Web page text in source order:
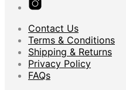
Contact Us
Terms & Conditions
Shipping & Returns
Privacy Policy
FAQs